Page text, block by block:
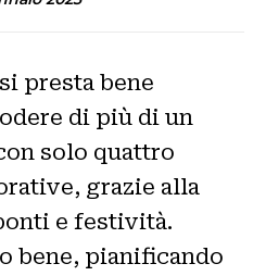
presta bene
di più di un
solo quattro
grazie alla
e festività.
bene, pianificando